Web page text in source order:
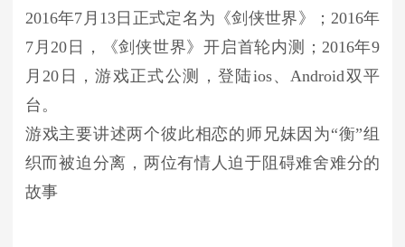
2016年7月13日正式定名为《剑侠世界》；2016年
7月20日，《剑侠世界》开启首轮内测；2016年9
月20日，游戏正式公测，登陆ios、Android双平
台。
游戏主要讲述两个彼此相恋的师兄妹因为“衡”组
织而被迫分离，两位有情人迫于阻碍难舍难分的
故事